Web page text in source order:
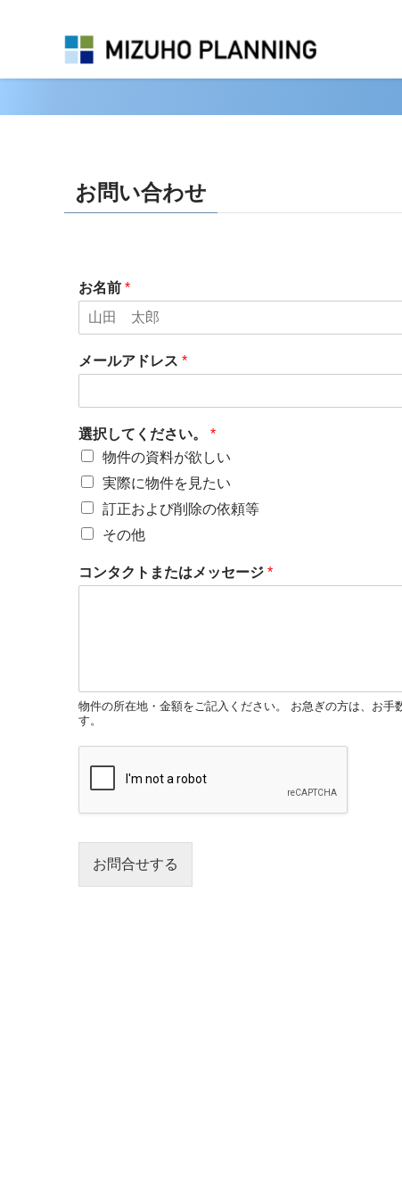
お問い合わせ
お名前 *
メールアドレス *
選択してください。 *
物件の資料が欲しい
実際に物件を見たい
訂正および削除の依頼等
その他
コンタクトまたはメッセージ *
物件の所在地・金額をご記入ください。 お急ぎの方は、お
す。
お問合せする